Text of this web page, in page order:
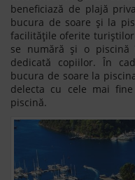
beneficiază de plajă
bucura de soare și la
facilitățile oferite turiștilor
se numără și o
dedicată copiilor. În
bucura de soare la
delecta cu cele mai
piscină.